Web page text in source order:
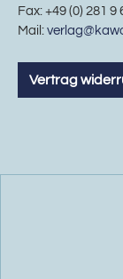
Fax: +49 (0) 281 9
Mail:
Vertrag